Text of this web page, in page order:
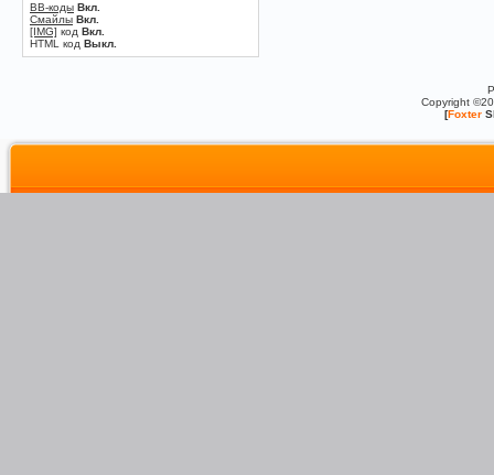
BB-коды Вкл.
Смайлы Вкл.
[IMG] код Вкл.
HTML код Выкл.
Copyright
[Foxter